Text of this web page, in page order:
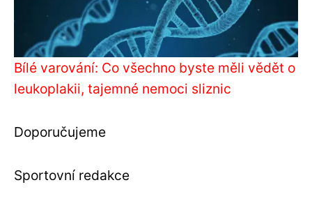
Bílé varování: Co všechno byste měli vědět o
leukoplakii, tajemné nemoci sliznic
Doporučujeme
Sportovní redakce